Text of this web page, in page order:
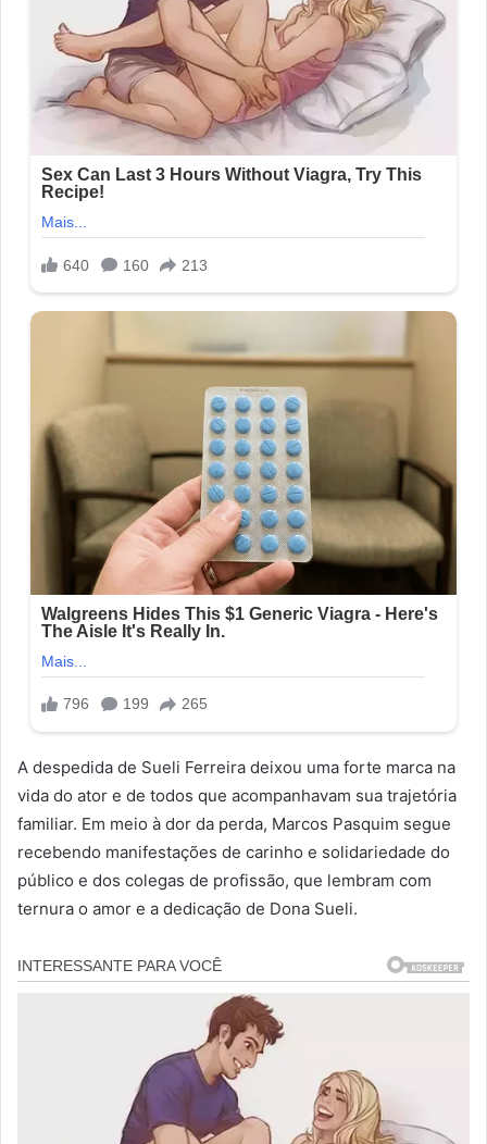
A despedida de Sueli Ferreira deixou uma forte marca na
vida do ator e de todos que acompanhavam sua trajetória
familiar. Em meio à dor da perda, Marcos Pasquim segue
recebendo manifestações de carinho e solidariedade do
público e dos colegas de profissão, que lembram com
ternura o amor e a dedicação de Dona Sueli.